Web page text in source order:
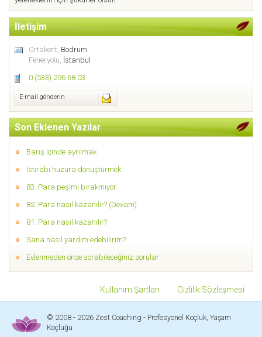
İletişim
Ortakent, Bodrum
Feneryolu, İstanbul
0 (533) 296 68 03
E-mail gönderin
Son Eklenen Yazılar
Barış içinde ayrılmak
Istırabı huzura dönüştürmek
83. Para peşimi bırakmıyor
82. Para nasıl kazanılır? (Devam)
81. Para nasıl kazanılır?
Sana nasıl yardım edebilirim?
Evlenmeden önce sorabileceğiniz sorular
Gizlilik Sözleşmesi
Kullanım Şartları
© 2008 - 2026 Zest Coaching - Profesyonel Koçluk, Yaşam
Koçluğu